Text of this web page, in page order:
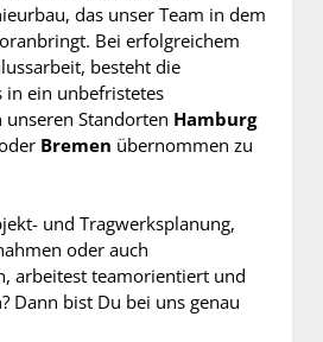
das unser Team in dem
Bei erfolgreichem
besteht die
in ein unbefristetes
Standorten Hamburg
Bremen übernommen zu
und Tragwerksplanung,
oder auch
arbeitest teamorientiert und
Dann bist Du bei uns genau